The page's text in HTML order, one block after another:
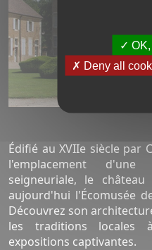
Édifié au XVIIe siècle par
l'emplacement
seigneuriale, le château
aujourd'hui l'Écomusée
Découvrez son
les traditions locales
expositions captivantes.
OK,
Deny all